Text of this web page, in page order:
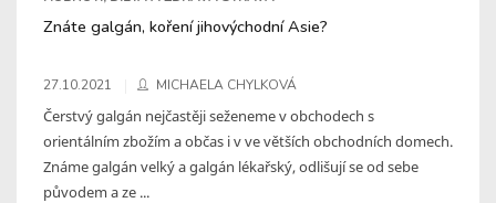
Znáte galgán, koření jihovýchodní Asie?
27.10.2021 MICHAELA CHYLKOVÁ
Čerstvý galgán nejčastěji seženeme v obchodech s
orientálním zbožím a občas i v ve větších obchodních domech.
Známe galgán velký a galgán lékařský, odlišují se od sebe
původem a ze ...